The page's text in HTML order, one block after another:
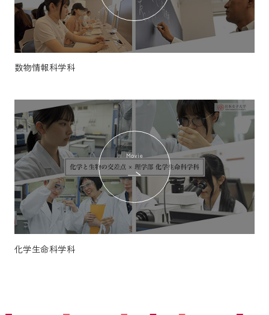
数物情報科学科
Movie
化学生命科学科